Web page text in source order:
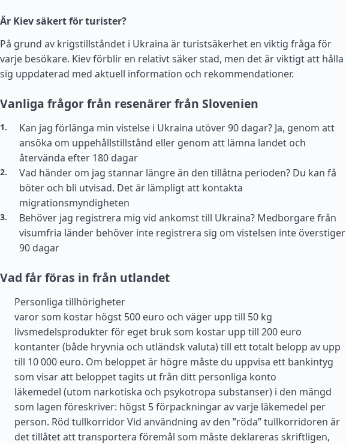
Är Kiev säkert för turister?
På grund av krigstillståndet i Ukraina är turistsäkerhet en viktig fråga för
varje besökare. Kiev förblir en relativt säker stad, men det är viktigt att hålla
sig uppdaterad med aktuell information och rekommendationer.
Vanliga frågor från resenärer från Slovenien
Kan jag förlänga min vistelse i Ukraina utöver 90 dagar? Ja, genom att
ansöka om uppehållstillstånd eller genom att lämna landet och
återvända efter 180 dagar
Vad händer om jag stannar längre än den tillåtna perioden? Du kan få
böter och bli utvisad. Det är lämpligt att kontakta
migrationsmyndigheten
Behöver jag registrera mig vid ankomst till Ukraina? Medborgare från
visumfria länder behöver inte registrera sig om vistelsen inte överstiger
90 dagar
Vad får föras in från utlandet
Personliga tillhörigheter
varor som kostar högst 500 euro och väger upp till 50 kg
livsmedelsprodukter för eget bruk som kostar upp till 200 euro
kontanter (både hryvnia och utländsk valuta) till ett totalt belopp av upp
till 10 000 euro. Om beloppet är högre måste du uppvisa ett bankintyg
som visar att beloppet tagits ut från ditt personliga konto
läkemedel (utom narkotiska och psykotropa substanser) i den mängd
som lagen föreskriver: högst 5 förpackningar av varje läkemedel per
person. Röd tullkorridor Vid användning av den ”röda” tullkorridoren är
det tillåtet att transportera föremål som måste deklareras skriftligen,